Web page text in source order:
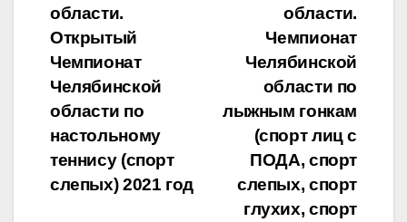
области.
Чемпионат
Челябинской
области по
лыжным гонкам
(спорт лиц с
ПОДА, спорт
слепых, спорт
глухих, спорт
области.
Открытый
Чемпионат
Челябинской
области по
настольному
теннису (спорт
слепых) 2021 год